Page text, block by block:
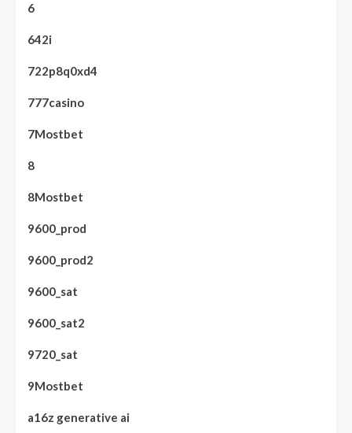
6
642i
722p8q0xd4
777casino
7Mostbet
8
8Mostbet
9600_prod
9600_prod2
9600_sat
9600_sat2
9720_sat
9Mostbet
a16z generative ai